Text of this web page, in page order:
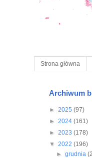
Strona główna
Archiwum
► 2025 (97)
► 2024 (161)
► 2023 (178)
▼ 2022 (196)
► grudnia